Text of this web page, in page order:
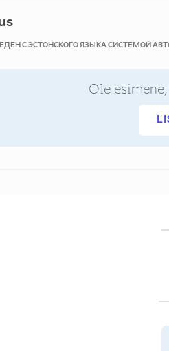
С ЭСТОНСКОГО ЯЗЫКА СИСТЕМОЙ
Ole